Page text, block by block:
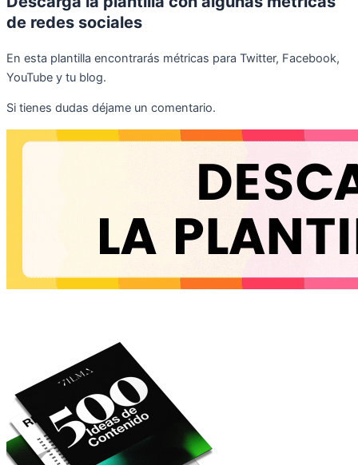
de redes sociales
En esta plantilla encontrarás métricas para Twitter, Facebook,
YouTube y tu blog.
Si tienes dudas déjame un comentario.